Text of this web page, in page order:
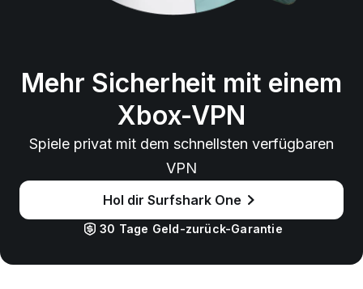
Mehr Sicherheit mit einem
Xbox-VPN
Spiele privat mit dem schnellsten verfügbaren
VPN
Hol dir Surfshark One
30 Tage Geld-zurück-Garantie